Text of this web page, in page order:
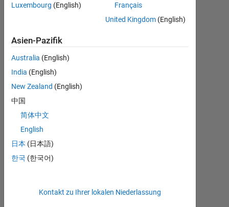
BEITRÄGE
10/24
01/25
04/25
07/25
01/26
04/26
07/26 02/25
RANG
48.942
302.025
Luxembourg (English)
Français
United Kingdom (English)
Asien-Pazifik
Australia (English)
India (English)
New Zealand (English)
中国
简体中文
English
日本 (日本語)
한국 (한국어)
Kontakt zu Ihrer lokalen Niederlassung